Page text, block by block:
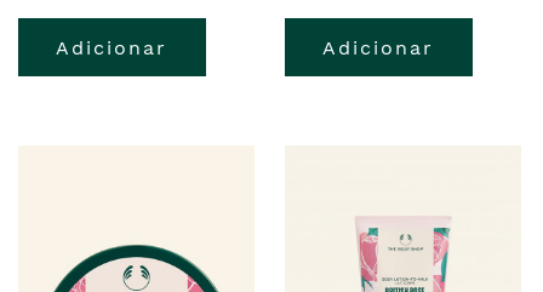
Adicionar Adicionar